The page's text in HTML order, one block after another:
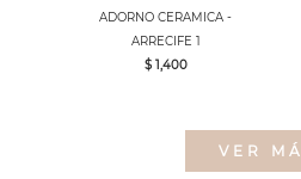
ADORNO CERAMICA -
ARRECIFE 1
$ 1,400
VER